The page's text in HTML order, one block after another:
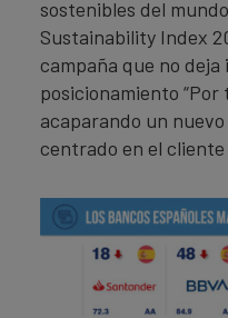
sostenibles del
Sustainability Index
campaña que no
posicionamiento “Por
acaparando un
centrado en el